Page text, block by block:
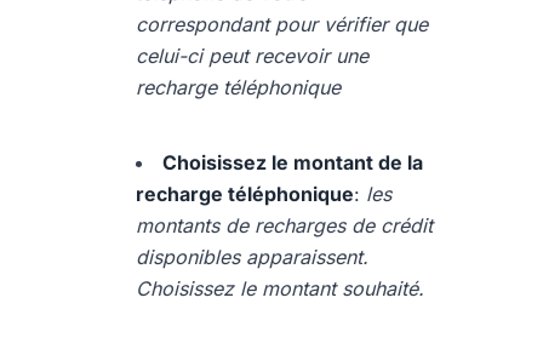
correspondant pour vérifier que
celui-ci peut recevoir une
recharge téléphonique
Choisissez le montant de la
recharge téléphonique: les
montants de recharges de crédit
disponibles apparaissent.
Choisissez le montant souhaité.